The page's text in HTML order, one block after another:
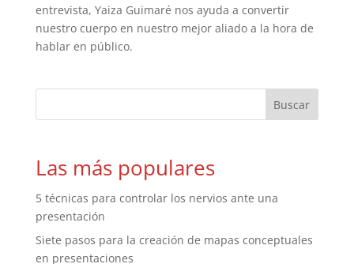
entrevista, Yaiza Guimaré nos ayuda a convertir
nuestro cuerpo en nuestro mejor aliado a la hora de
hablar en público.
Las más populares
5 técnicas para controlar los nervios ante una
presentación
Siete pasos para la creación de mapas conceptuales
en presentaciones